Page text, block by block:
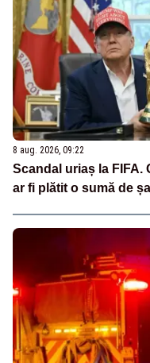
8 aug. 2026, 09:22
Scandal uriaș la FIFA.
ar fi plătit o sumă de